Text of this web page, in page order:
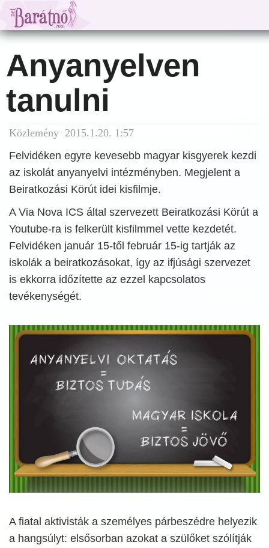
Anyanyelven
tanulni
Közlemény 2015.1.20. 1:57
Felvidéken egyre kevesebb magyar kisgyerek kezdi
az iskolát anyanyelvi intézményben. Megjelent a
Beiratkozási Körút idei kisfilmje.
A Via Nova ICS által szervezett Beiratkozási Körút a
Youtube-ra is felkerült kisfilmmel vette kezdetét.
Felvidéken január 15-től február 15-ig tartják az
iskolák a beiratkozásokat, így az ifjúsági szervezet
is ekkorra időzítette az ezzel kapcsolatos
tevékenységét.
A fiatal aktivisták a személyes párbeszédre helyezik
a hangsúlyt: elsősorban azokat a szülőket szólítják